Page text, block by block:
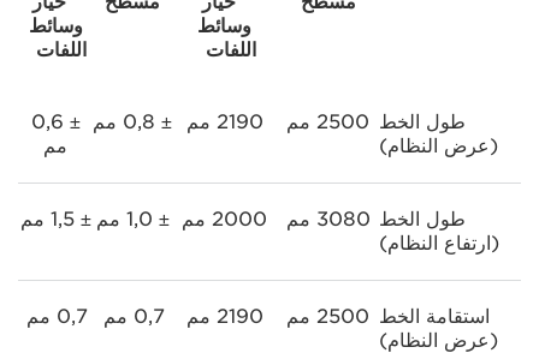
وسائط
اللفات
وسائط
اللفات
طول الخط
(عرض النظام)
2500 مم 2190 مم ± 0,8 مم
± 0,6
مم
طول الخط
(ارتفاع النظام)
3080 مم 2000 مم ± 1,0 مم ± 1,5 مم
استقامة الخط
(عرض النظام)
2500 مم 2190 مم 0,7 مم 0,7 مم